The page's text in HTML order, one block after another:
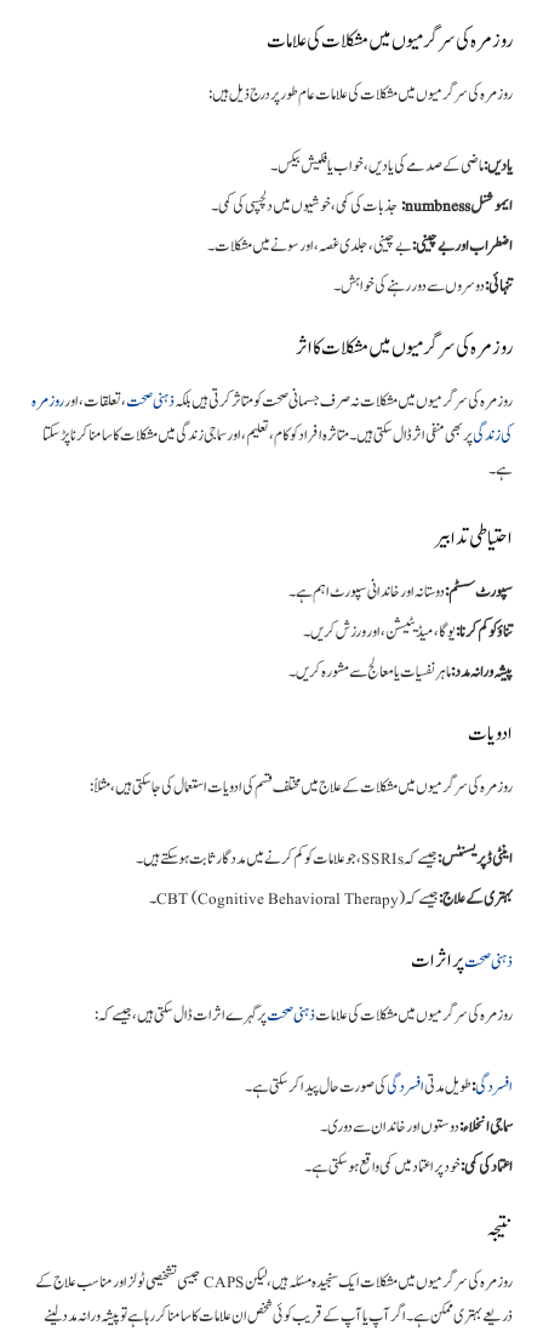
روزمرہ کی سرگرمیوں میں مشکلات کی علامات
روزمرہ کی سرگرمیوں میں مشکلات کی علامات عام طور پر درج ذیل ہیں:
یادیں:ماضی کے صدمے کی یادیں، خواب یا فلیش بیکس۔
ایموشنل numbness:
جذبات کی کمی، خوشیوں میں دلچسپی کی کمی۔
اضطراب اور بے چینی:بے چینی، جلدی غصہ، اور سونے میں مشکلات۔
تنہائی:دوسروں سے دور رہنے کی خواہش۔
روزمرہ کی سرگرمیوں میں مشکلات کا اثر
روزمرہ کی سرگرمیوں میں مشکلات نہ صرف جسمانی صحت کو متاثر کرتی ہیں بلکہذہنی صحت، تعلقات، اورروزمرہ
کی زندگیپر بھی منفی اثر ڈال سکتی ہیں۔ متاثرہ افراد کو کام، تعلیم، اور سماجی زندگی میں مشکلات کا سامنا کرنا پڑ سکتا
ہے۔
احتیاطی تدابیر
سپورٹ سسٹم:دوستانہ اور خاندانی سپورٹ اہم ہے۔
تناؤ کو کم کرنا:یوگا، میڈیٹیشن، اور ورزش کریں۔
پیشہ ورانہ مدد:ماہر نفسیات یا معالج سے مشورہ کریں۔
ادویات
روزمرہ کی سرگرمیوں میں مشکلات کے علاج میں مختلف قسم کی ادویات استعمال کی جا سکتی ہیں، مثلاً:
اینٹی ڈپریسنٹس:جیسے کہ SSRIs، جو علامات کو کم کرنے میں مددگار ثابت ہو سکتے ہیں۔
بہتری کے علاج:جیسے کہ CBT (Cognitive Behavioral Therapy)۔
ذہنی صحتپر اثرات
روزمرہ کی سرگرمیوں میں مشکلات کی علاماتذہنی صحتپر گہرے اثرات ڈال سکتی ہیں، جیسے کہ:
افسردگی:طویل مدتیافسردگیکی صورت حال پیدا کر سکتی ہے۔
سماجی انخلاء:دوستوں اور خاندان سے دوری۔
اعتماد کی کمی:خود پر اعتماد میں کمی واقع ہو سکتی ہے۔
نتیجہ
روزمرہ کی سرگرمیوں میں مشکلات ایک سنجیدہ مسئلہ ہیں، لیکن CAPS جیسی تشخیصی ٹولز اور مناسب علاج کے
ذریعے بہتری ممکن ہے۔ اگر آپ یا آپ کے قریب کوئی شخص ان علامات کا سامنا کر رہا ہے تو پیشہ ورانہ مدد لینے